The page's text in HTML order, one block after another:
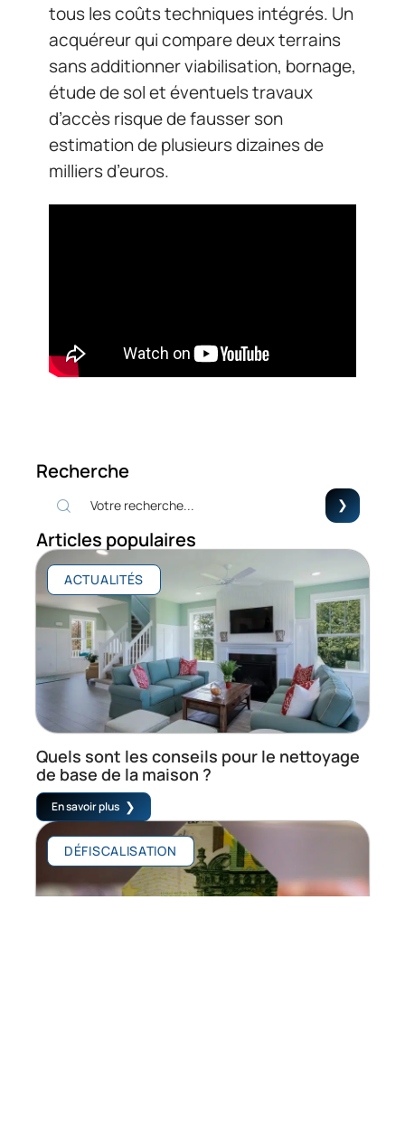
tous les coûts techniques intégrés. Un
acquéreur qui compare deux terrains
sans additionner viabilisation, bornage,
étude de sol et éventuels travaux
d’accès risque de fausser son
estimation de plusieurs dizaines de
milliers d’euros.
Recherche
Articles populaires
ACTUALITÉS
Quels sont les conseils pour le nettoyage
de base de la maison ?
En savoir plus
DÉFISCALISATION